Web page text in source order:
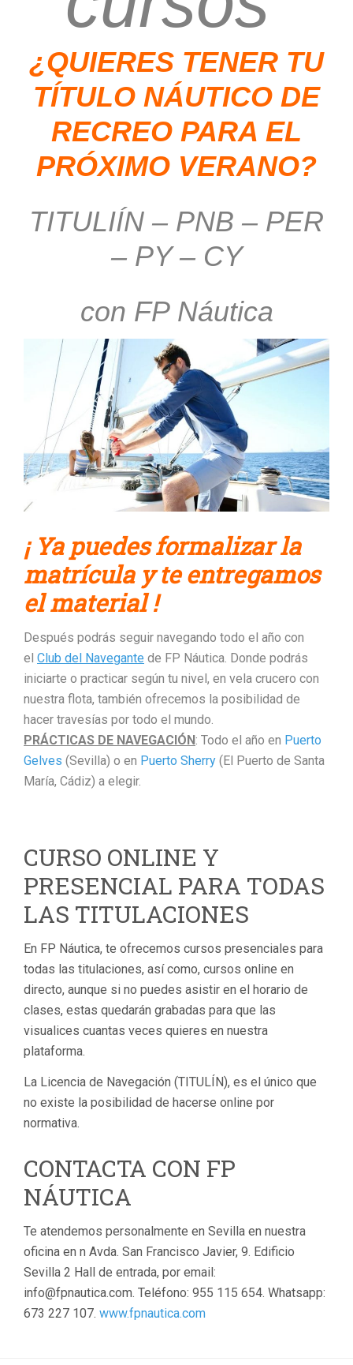
¿QUIERES TENER TU
TÍTULO NÁUTICO DE
RECREO PARA EL
PRÓXIMO VERANO?
TITULIÍN – PNB – PER
– PY – CY
con FP Náutica
¡ Ya puedes formalizar la
matrícula y te entregamos
el material !
Después podrás seguir navegando todo el año con
el Club del Navegante de FP Náutica. Donde podrás
iniciarte o practicar según tu nivel, en vela crucero con
nuestra flota, también ofrecemos la posibilidad de
hacer travesías por todo el mundo.
PRÁCTICAS DE NAVEGACIÓN: Todo el año en Puerto
Gelves (Sevilla) o en Puerto Sherry (El Puerto de Santa
María, Cádiz) a elegir.
CURSO ONLINE Y
PRESENCIAL PARA TODAS
LAS TITULACIONES
En FP Náutica, te ofrecemos cursos presenciales para
todas las titulaciones, así como, cursos online en
directo, aunque si no puedes asistir en el horario de
clases, estas quedarán grabadas para que las
visualices cuantas veces quieres en nuestra
plataforma.
La Licencia de Navegación (TITULÍN), es el único que
no existe la posibilidad de hacerse online por
normativa.
CONTACTA CON FP
NÁUTICA
Te atendemos personalmente en Sevilla en nuestra
oficina en n Avda. San Francisco Javier, 9. Edificio
Sevilla 2 Hall de entrada, por email:
info@fpnautica.com. Teléfono: 955 115 654. Whatsapp:
673 227 107. www.fpnautica.com